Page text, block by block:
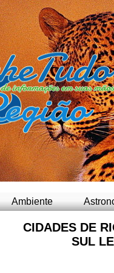
Ambiente
CIDADES DE
SUL